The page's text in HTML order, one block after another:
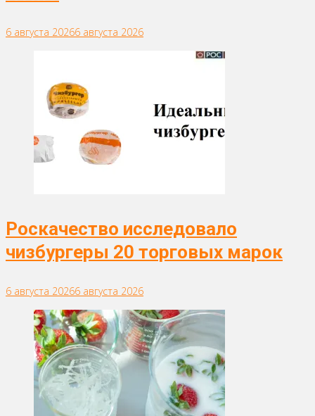
6 августа 20266 августа 2026
Роскачество исследовало
чизбургеры 20 торговых марок
6 августа 20266 августа 2026